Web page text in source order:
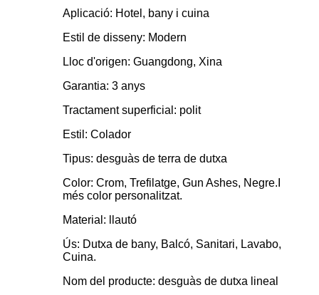
Aplicació: Hotel, bany i cuina
Estil de disseny: Modern
Lloc d'origen: Guangdong, Xina
Garantia: 3 anys
Tractament superficial: polit
Estil: Colador
Tipus: desguàs de terra de dutxa
Color: Crom, Trefilatge, Gun Ashes, Negre.I
més color personalitzat.
Material: llautó
Ús: Dutxa de bany, Balcó, Sanitari, Lavabo,
Cuina.
Nom del producte: desguàs de dutxa lineal